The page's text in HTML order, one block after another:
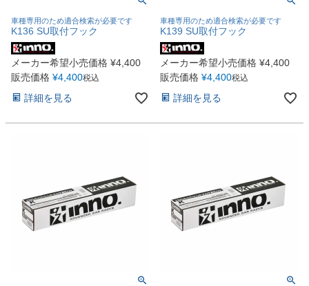
車種専用のため適合検索が必要です
K136 SU取付フック
メーカー希望小売価格 ¥4,400
販売価格 ¥4,400税込
詳細を見る
車種専用のため適合検索が必要です
K139 SU取付フック
メーカー希望小売価格 ¥4,400
販売価格 ¥4,400税込
詳細を見る